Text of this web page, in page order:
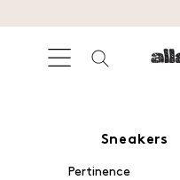
Sneakers